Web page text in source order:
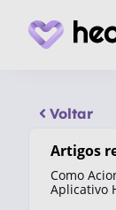
Voltar
Artigos
Como
Aplicativo